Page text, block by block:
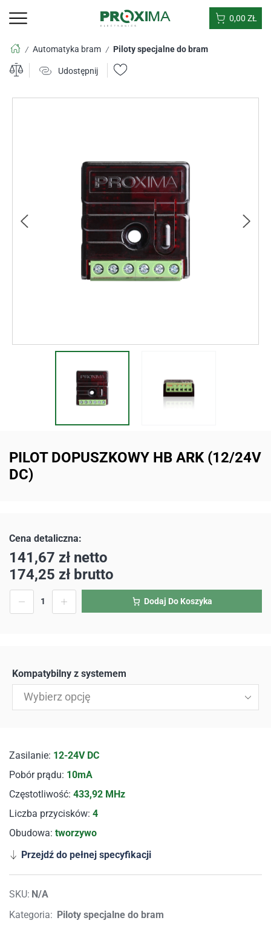
0,00 ZŁ
/ Automatyka bram / Piloty specjalne do bram
Udostępnij
PILOT DOPUSZKOWY HB ARK (12/24V
DC)
Zasilanie: 12-24V DC
Pobór prądu: 10mA
Częstotliwość: 433,92 MHz
Liczba przycisków: 4
Obudowa: tworzywo
Przejdź do pełnej specyfikacji
SKU: N/A
Kategoria: Piloty specjalne do bram
141,67 zł netto
174,25 zł brutto
Dodaj Do Koszyka
Kompatybilny z systemem
Wybierz opcję